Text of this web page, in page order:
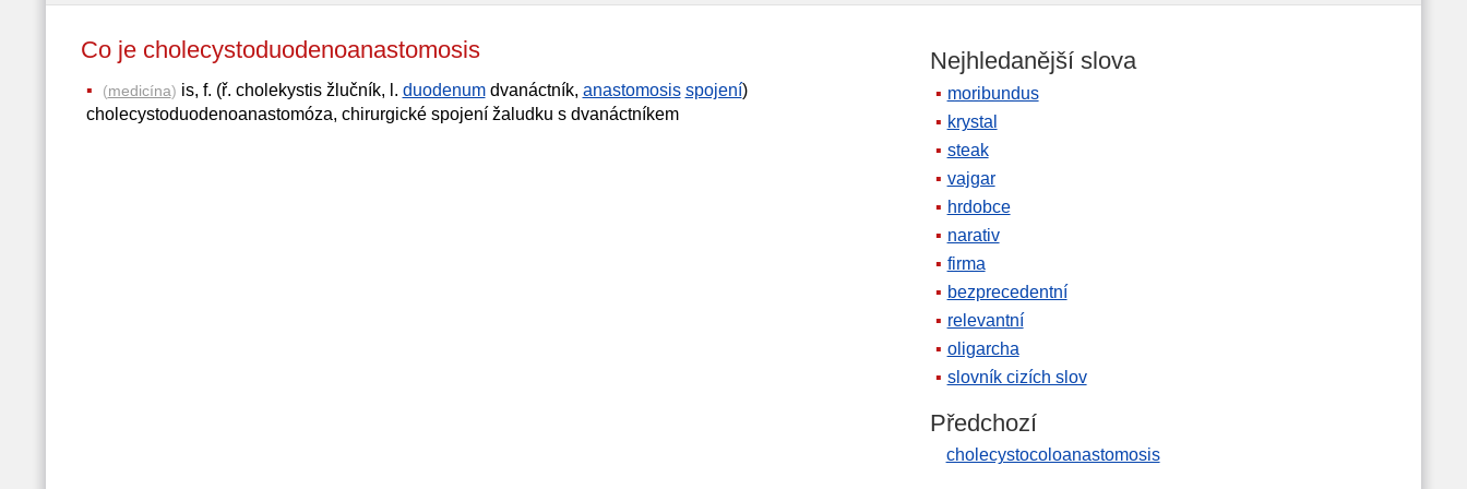
Co je cholecystoduodenoanastomosis
(medicína) is, f. (ř. cholekystis žlučník, l. duodenumdvanáctník, anastomosis spojení)
cholecystoduodenoanastomóza, chirurgické spojení žaludku s dvanáctníkem
Nejhledanější slova
moribundus
krystal
steak
vajgar
hrdobce
narativ
firma
bezprecedentní
relevantní
oligarcha
slovník cizích slov
Předchozí
cholecystocoloanastomosis